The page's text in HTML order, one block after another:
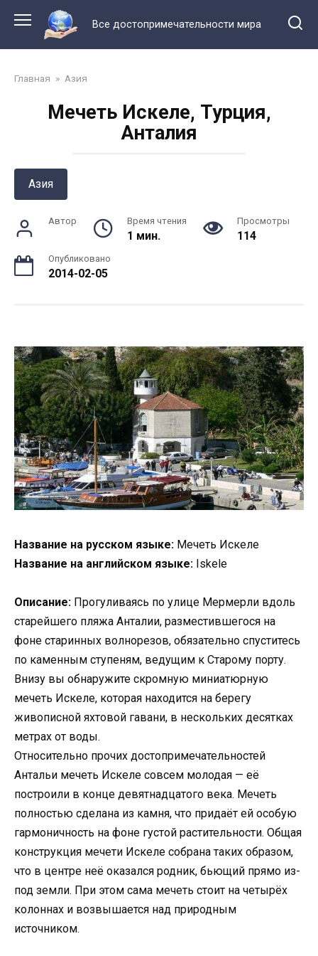
контенту
Все достопримечательности мира
Главная » Азия
Мечеть Искеле, Турция,
Анталия
Азия
Автор Время чтения
1 мин.
Просмотры
114
Опубликовано
2014-02-05
Название на русском языке: Мечеть Искеле
Название на английском языке: Iskele
Описание: Прогуливаясь по улице Мермерли вдоль
старейшего пляжа Анталии, разместившегося на
фоне старинных волнорезов, обязательно спуститесь
по каменным ступеням, ведущим к Старому порту.
Внизу вы обнаружите скромную миниатюрную
мечеть Искеле, которая находится на берегу
живописной яхтовой гавани, в нескольких десятках
метрах от воды.
Относительно прочих достопримечательностей
Антальи мечеть Искеле совсем молодая — её
построили в конце девятнадцатого века. Мечеть
полностью сделана из камня, что придаёт ей особую
гармоничность на фоне густой растительности. Общая
конструкция мечети Искеле собрана таких образом,
что в центре неё оказался родник, бьющий прямо из-
под земли. При этом сама мечеть стоит на четырёх
колоннах и возвышается над природным
источником.